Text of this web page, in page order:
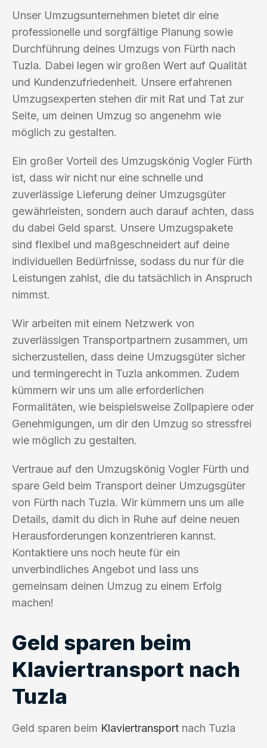
Unser Umzugsunternehmen bietet dir eine
professionelle und sorgfältige Planung sowie
Durchführung deines Umzugs von Fürth nach
Tuzla. Dabei legen wir großen Wert auf Qualität
und Kundenzufriedenheit. Unsere erfahrenen
Umzugsexperten stehen dir mit Rat und Tat zur
Seite, um deinen Umzug so angenehm wie
möglich zu gestalten.
Ein großer Vorteil des Umzugskönig Vogler Fürth
ist, dass wir nicht nur eine schnelle und
zuverlässige Lieferung deiner Umzugsgüter
gewährleisten, sondern auch darauf achten, dass
du dabei Geld sparst. Unsere Umzugspakete
sind flexibel und maßgeschneidert auf deine
individuellen Bedürfnisse, sodass du nur für die
Leistungen zahlst, die du tatsächlich in Anspruch
nimmst.
Wir arbeiten mit einem Netzwerk von
zuverlässigen Transportpartnern zusammen, um
sicherzustellen, dass deine Umzugsgüter sicher
und termingerecht in Tuzla ankommen. Zudem
kümmern wir uns um alle erforderlichen
Formalitäten, wie beispielsweise Zollpapiere oder
Genehmigungen, um dir den Umzug so stressfrei
wie möglich zu gestalten.
Vertraue auf den Umzugskönig Vogler Fürth und
spare Geld beim Transport deiner Umzugsgüter
von Fürth nach Tuzla. Wir kümmern uns um alle
Details, damit du dich in Ruhe auf deine neuen
Herausforderungen konzentrieren kannst.
Kontaktiere uns noch heute für ein
unverbindliches Angebot und lass uns
gemeinsam deinen Umzug zu einem Erfolg
machen!
Geld sparen beim
Klaviertransport nach
Tuzla
Geld sparen beim Klaviertransport nach Tuzla